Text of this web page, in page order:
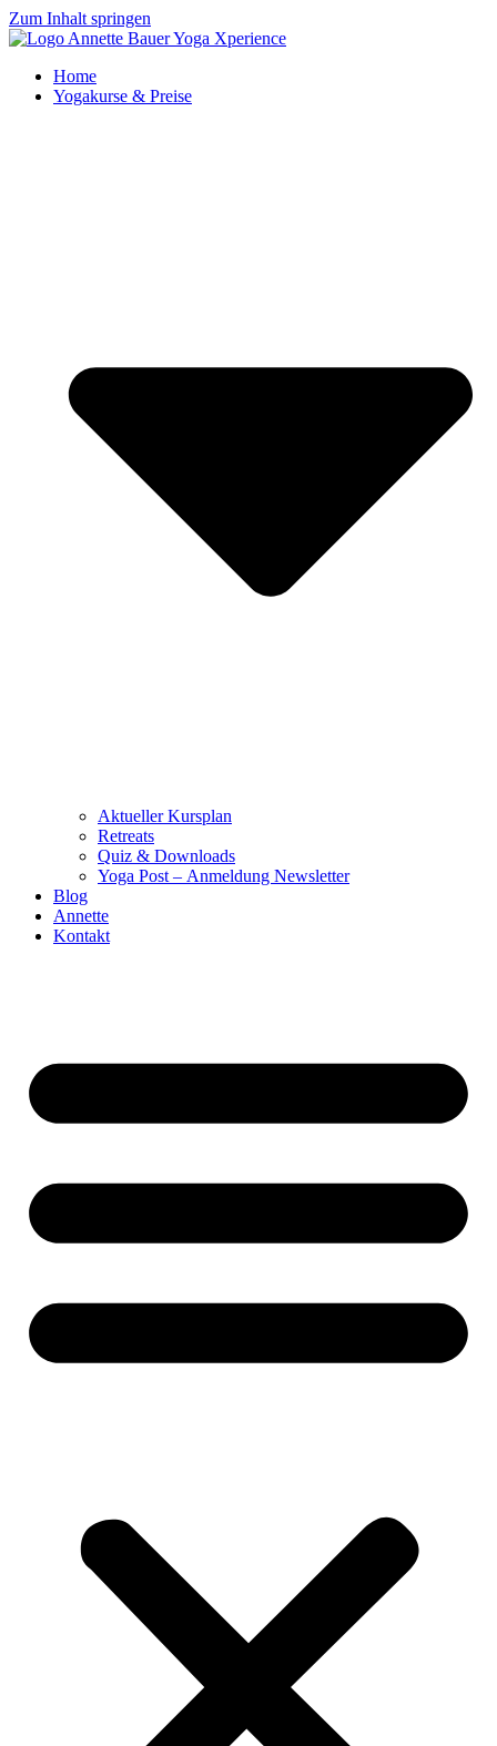
Zum Inhalt springen
Home
Yogakurse & Preise
Aktueller Kursplan
Retreats
Quiz & Downloads
Yoga Post – Anmeldung Newsletter
Blog
Annette
Kontakt